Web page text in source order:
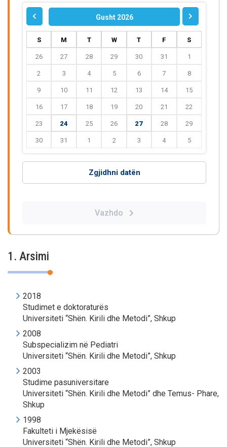
Gusht 2026
S M T W T F S
26 27 28 29 30 31 1
2 3 4 5 6 7 8
9 10 11 12 13 14 15
16 17 18 19 20 21 22
23 24 25 26 27 28 29
30 31 1 2 3 4 5
Zgjidhni datën
Vazhdo
1. Arsimi
2018
Studimet e doktoraturës
Universiteti “Shën. Kirili dhe Metodi”, Shkup
2008
Subspecializim në Pediatri
Universiteti “Shën. Kirili dhe Metodi”, Shkup
2003
Studime pasuniversitare
Universiteti “Shën. Kirili dhe Metodi” dhe Temus- Phare,
Shkup
1998
Fakulteti i Mjekësisë
Universiteti “Shën. Kirili dhe Metodi”, Shkup